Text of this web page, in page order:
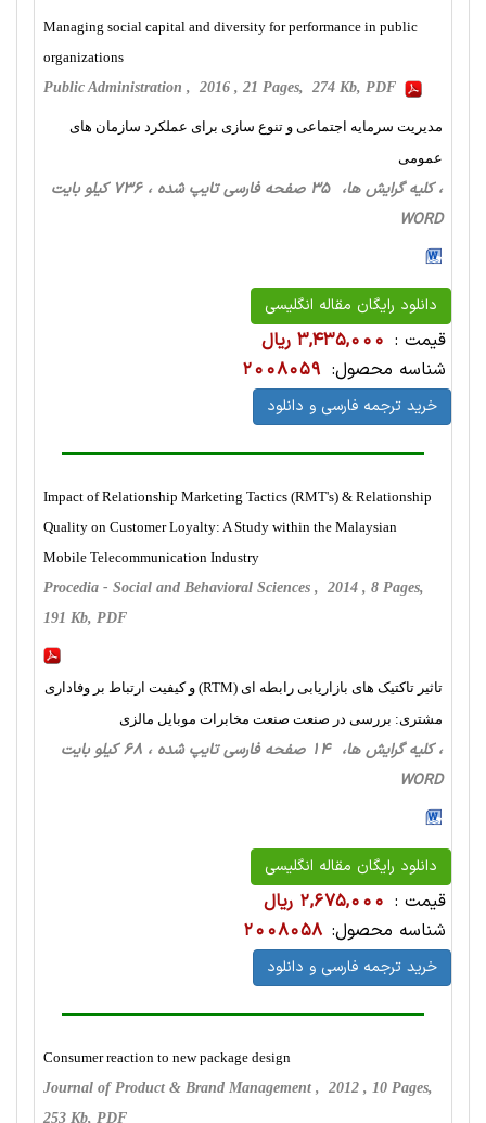
Managing social capital and diversity for performance in public
organizations
Public Administration , 2016 , 21 Pages, 274 Kb, PDF
مدیریت سرمایه اجتماعی و تنوع سازی برای عملکرد سازمان های
عمومی
، کلیه گرایش ها، 35 صفحه فارسی تایپ شده ، 736 کیلو بایت
WORD
دانلود رایگان مقاله انگلیسی
قیمت : 3,435,000 ریال
شناسه محصول: 2008059
خرید ترجمه فارسی و دانلود
Impact of Relationship Marketing Tactics (RMT's) & Relationship
Quality on Customer Loyalty: A Study within the Malaysian
Mobile Telecommunication Industry
Procedia - Social and Behavioral Sciences , 2014 , 8 Pages,
191 Kb, PDF
تاثیر تاکتیک های بازاریابی رابطه ای (RTM) و کیفیت ارتباط بر وفاداری
مشتری: بررسی در صنعت صنعت مخابرات موبایل مالزی
، کلیه گرایش ها، 14 صفحه فارسی تایپ شده ، 68 کیلو بایت
WORD
دانلود رایگان مقاله انگلیسی
قیمت : 2,675,000 ریال
شناسه محصول: 2008058
خرید ترجمه فارسی و دانلود
Consumer reaction to new package design
Journal of Product & Brand Management , 2012 , 10 Pages,
253 Kb, PDF